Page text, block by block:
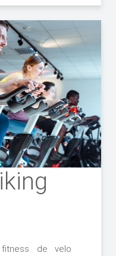
de velo